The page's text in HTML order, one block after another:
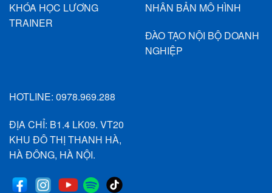
KHÓA HỌC LƯƠNG
TRAINER
NHÂN BẢN MÔ HÌNH
ĐÀO TẠO NỘI BỘ DOANH
NGHIỆP
HOTLINE: 0978.969.288
ĐỊA CHỈ: B1.4 LK09. VT20
KHU ĐÔ THỊ THANH HÀ,
HÀ ĐÔNG, HÀ NỘI.